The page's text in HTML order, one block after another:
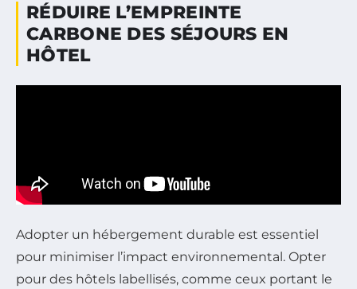
RÉDUIRE L’EMPREINTE
CARBONE DES SÉJOURS EN
HÔTEL
Adopter un hébergement durable est essentiel
pour minimiser l’impact environnemental. Opter
pour des hôtels labellisés, comme ceux portant le